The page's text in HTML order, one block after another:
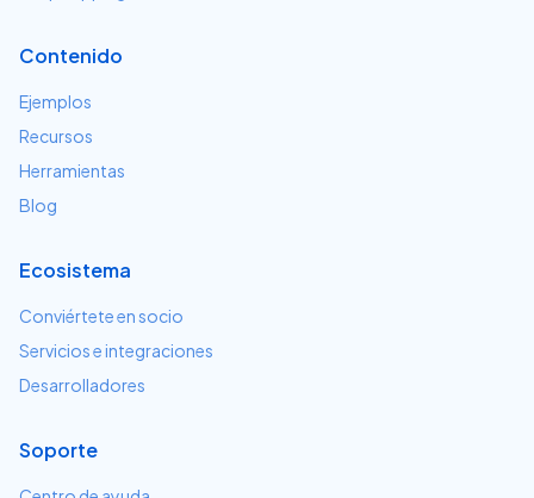
Contenido
Ejemplos
Recursos
Herramientas
Blog
Ecosistema
Conviértete en socio
Servicios e integraciones
Desarrolladores
Soporte